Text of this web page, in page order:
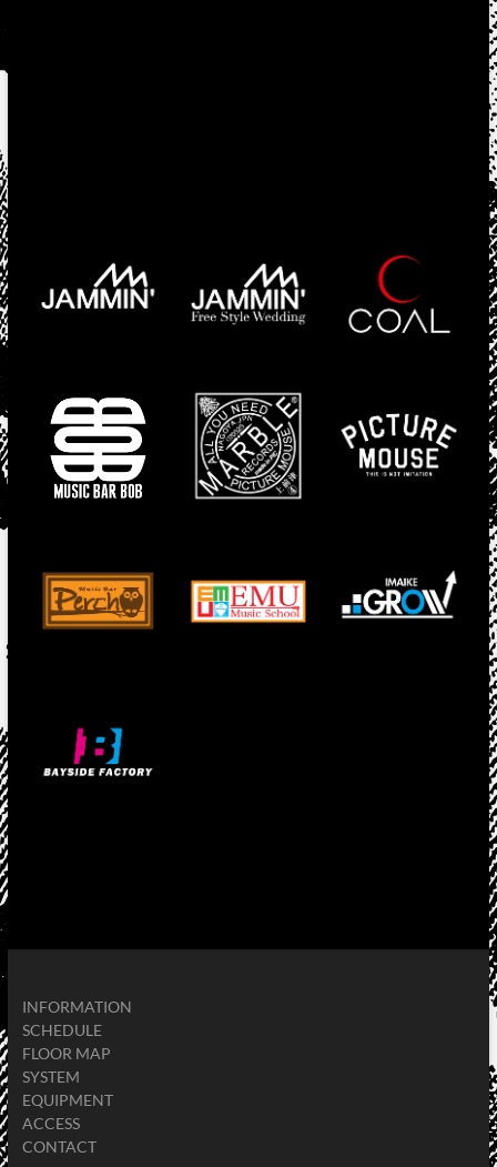
INFORMATION
SCHEDULE
FLOOR MAP
SYSTEM
EQUIPMENT
ACCESS
CONTACT